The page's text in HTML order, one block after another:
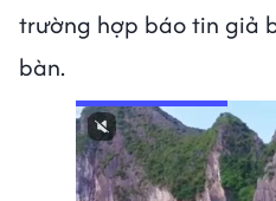
trường hợp báo tin giả
bàn.